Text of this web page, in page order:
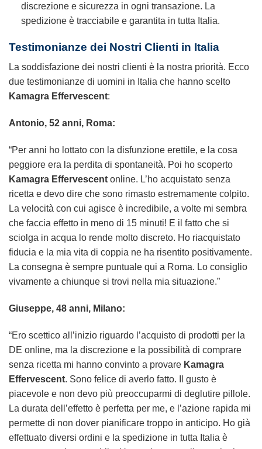
discrezione e sicurezza in ogni transazione. La
spedizione è tracciabile e garantita in tutta Italia.
Testimonianze dei Nostri Clienti in Italia
La soddisfazione dei nostri clienti è la nostra priorità. Ecco
due testimonianze di uomini in Italia che hanno scelto
Kamagra Effervescent:
Antonio, 52 anni, Roma:
“Per anni ho lottato con la disfunzione erettile, e la cosa
peggiore era la perdita di spontaneità. Poi ho scoperto
Kamagra Effervescent online. L’ho acquistato senza
ricetta e devo dire che sono rimasto estremamente colpito.
La velocità con cui agisce è incredibile, a volte mi sembra
che faccia effetto in meno di 15 minuti! E il fatto che si
sciolga in acqua lo rende molto discreto. Ho riacquistato
fiducia e la mia vita di coppia ne ha risentito positivamente.
La consegna è sempre puntuale qui a Roma. Lo consiglio
vivamente a chiunque si trovi nella mia situazione.”
Giuseppe, 48 anni, Milano:
“Ero scettico all’inizio riguardo l’acquisto di prodotti per la
DE online, ma la discrezione e la possibilità di comprare
senza ricetta mi hanno convinto a provare Kamagra
Effervescent. Sono felice di averlo fatto. Il gusto è
piacevole e non devo più preoccuparmi di deglutire pillole.
La durata dell’effetto è perfetta per me, e l’azione rapida mi
permette di non dover pianificare troppo in anticipo. Ho già
effettuato diversi ordini e la spedizione in tutta Italia è